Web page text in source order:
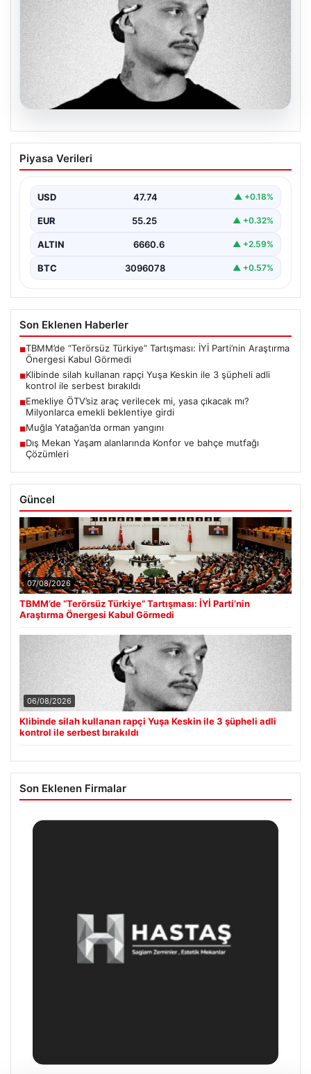
Klibinde silah kullanan rapçi Yuşa
Keskin ile 3 şüpheli adli kontrol ile
Piyasa Verileri
USD 47.74 ▲ +0.18%
EUR 55.25 ▲ +0.32%
ALTIN 6660.6 ▲ +2.59%
BTC 3096078 ▲ +0.57%
Son Eklenen Haberler
■TBMM’de “Terörsüz Türkiye” Tartışması: İYİ Parti’nin Araştırma
Önergesi Kabul Görmedi
■Klibinde silah kullanan rapçi Yuşa Keskin ile 3 şüpheli adli
kontrol ile serbest bırakıldı
■Emekliye ÖTV’siz araç verilecek mi, yasa çıkacak mı?
Milyonlarca emekli beklentiye girdi
■Muğla Yatağan’da orman yangını
■Dış Mekan Yaşam alanlarında Konfor ve bahçe mutfağı
Çözümleri
Güncel
07/08/2026
TBMM’de “Terörsüz Türkiye” Tartışması: İYİ Parti’nin
Araştırma Önergesi Kabul Görmedi
06/08/2026
Klibinde silah kullanan rapçi Yuşa Keskin ile 3 şüpheli adli
kontrol ile serbest bırakıldı
Son Eklenen Firmalar